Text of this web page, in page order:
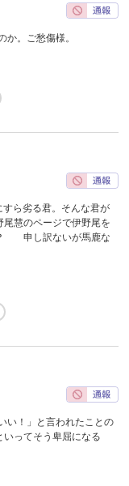
か。ご愁傷様。
ら劣る君。そんな君が
慧のページで伊野尾を
？ 申し訳ないが馬鹿な
い！」と言われたことの
ってそう卑屈になる